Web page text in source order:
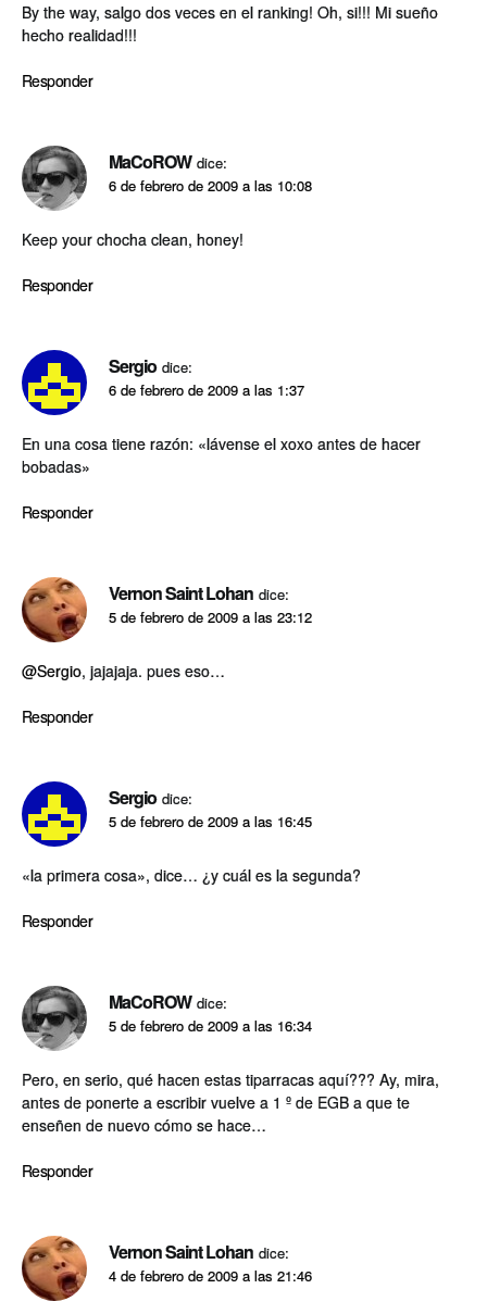
By the way, salgo dos veces en el ranking! Oh, si!!! Mi sueño
hecho realidad!!!
Responder
MaCoROW dice:
6 de febrero de 2009 a las 10:08
Keep your chocha clean, honey!
Responder
Sergio dice:
6 de febrero de 2009 a las 1:37
En una cosa tiene razón: «lávense el xoxo antes de hacer
bobadas»
Responder
Vernon Saint Lohan dice:
5 de febrero de 2009 a las 23:12
@Sergio, jajajaja. pues eso…
Responder
Sergio dice:
5 de febrero de 2009 a las 16:45
«la primera cosa», dice… ¿y cuál es la segunda?
Responder
MaCoROW dice:
5 de febrero de 2009 a las 16:34
Pero, en serio, qué hacen estas tiparracas aquí­??? Ay, mira,
antes de ponerte a escribir vuelve a 1 º de EGB a que te
enseñen de nuevo cómo se hace…
Responder
Vernon Saint Lohan dice:
4 de febrero de 2009 a las 21:46